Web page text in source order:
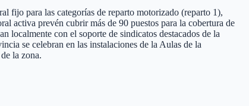
fijo para las categorías de reparto motorizado (reparto 1),
activa prevén cubrir más de 90 puestos para la cobertura de
localmente con el soporte de sindicatos destacados de la
se celebran en las instalaciones de la Aulas de la
la zona.